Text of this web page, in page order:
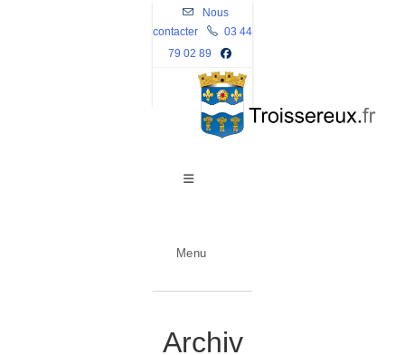
Skip
to
content
Nous
contacter
03 44
79 02 89
Menu
Archiv